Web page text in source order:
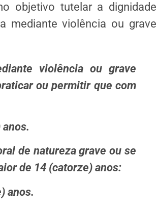
objetivo tutelar a dignidade
mediante violência ou grave
violência ou grave
ou permitir que com
anos.
de natureza grave ou se
de 14 (catorze) anos:
anos.